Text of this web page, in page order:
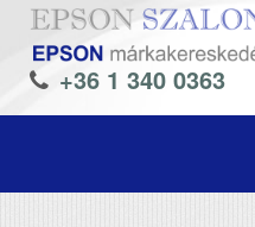
+36 1 340 0363